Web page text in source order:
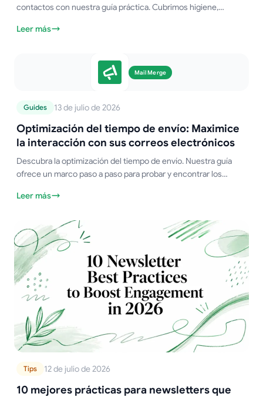
contactos con nuestra guía práctica. Cubrimos higiene,
sistema potente.
Leer más
Mail Merge
Guides 13 de julio de 2026
Optimización del tiempo de envío: Maximice
la interacción con sus correos electrónicos
Descubra la optimización del tiempo de envío. Nuestra guía
ofrece un marco paso a paso para probar y encontrar los
aumentar la interacción.
Leer más
Tips 12 de julio de 2026
10 mejores prácticas para newsletters que